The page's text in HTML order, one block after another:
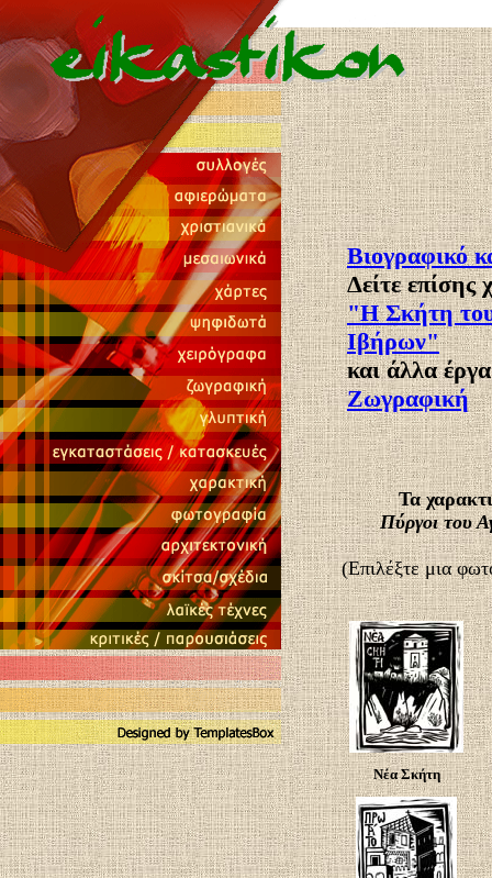
Βιογραφικό
Δείτε επίσης
"Η Σκήτη
Ιβήρων"
και άλλα
Ζωγραφική
Τα
Πύργοι του
(Επιλέξτε μια
Νέα Σκήτη